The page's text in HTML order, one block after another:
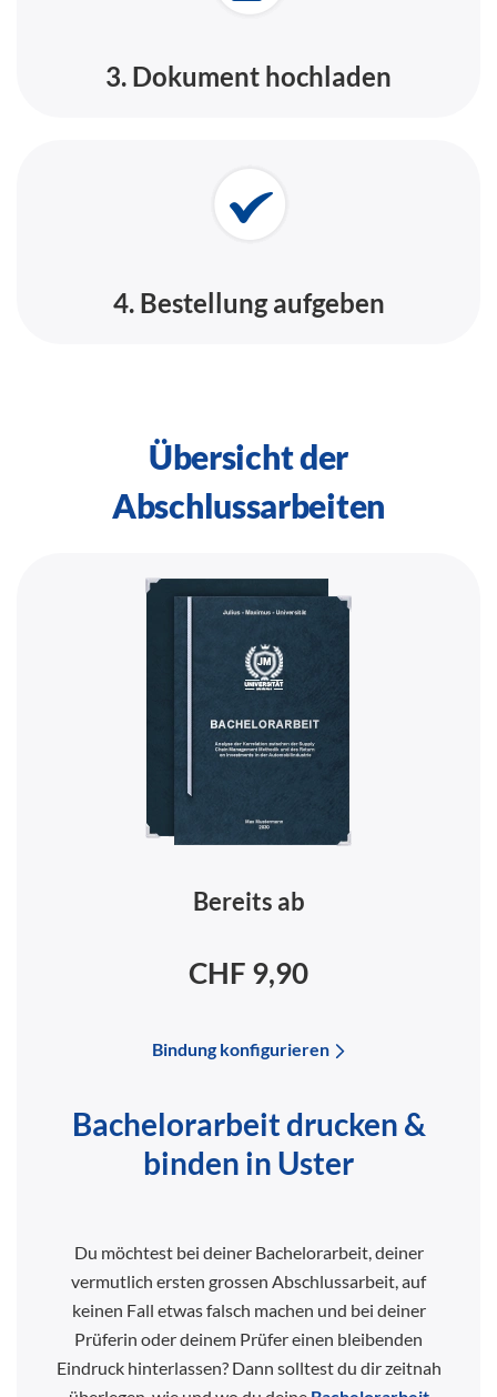
3. Dokument hochladen
4. Bestellung aufgeben
Übersicht der
Abschlussarbeiten
Bereits ab
CHF 9,90
Bindung konfigurieren
Bachelorarbeit drucken &
binden in Uster
Du möchtest bei deiner Bachelorarbeit, deiner
vermutlich ersten grossen Abschlussarbeit, auf
keinen Fall etwas falsch machen und bei deiner
Prüferin oder deinem Prüfer einen bleibenden
Eindruck hinterlassen? Dann solltest du dir zeitnah